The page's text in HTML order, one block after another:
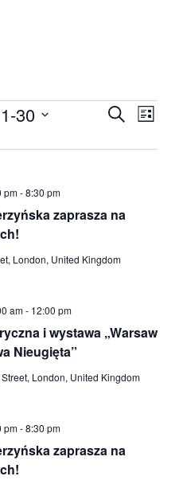
po
widokach
Szukaj
Lista
30
zaprasza na
pm-8:30 pm
London, United Kingdom
i wystawa „Warsaw
Nieugięta”
am- 12:00 pm
London, United Kingdom
zaprasza na
pm-8:30 pm